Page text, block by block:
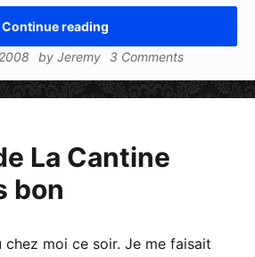
Continue reading
by Jeremy 3 Comments
La Cantine
bon
chez moi ce soir. Je me faisait